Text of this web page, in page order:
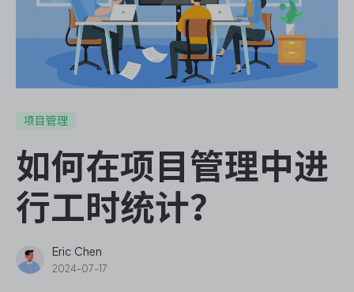
ONES Wiki
ONES Desk
ONES Assistant
项目管理
如何在项目管理中进
行工时统计？
Eric Chen
2024-07-17